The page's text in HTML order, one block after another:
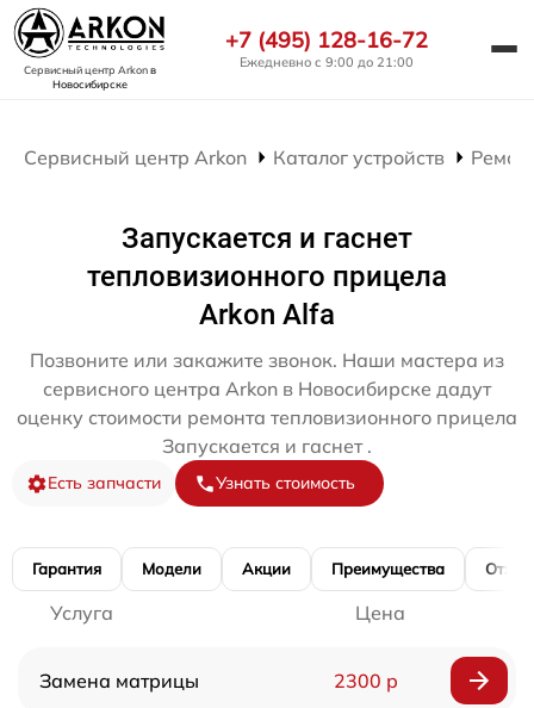
Сервисный центр Arkonв
Новосибирске
+7 (495) 128-16-72
Ежедневно с 9:00 до 21:00
Сервисный центр Arkon Каталог устройств
Запускается и гаснет
тепловизионного прицела
Arkon Alfa
Позвоните или закажите звонок. Наши мастера из
сервисного центра Arkon в Новосибирске дадут
оценку стоимости ремонта тепловизионного прицела
Запускается и гаснет .
Есть запчасти Узнать стоимость
Гарантия Модели Акции Преимущества
Услуга Цена
Замена матрицы 2300 р